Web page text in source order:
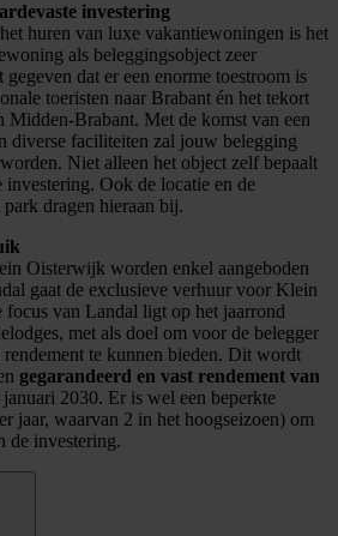
investering
huren van luxe vakantiewoningen is het
als beleggingsobject zeer
gegeven dat er een enorme toestroom is
toeristen naar Brabant én het tekort
Midden-Brabant. Met de komst van een
diverse faciliteiten zal jouw belegging
Niet alleen het object zelf bepaalt
investering. Ook de locatie en de
dragen hieraan bij.
Oisterwijk worden enkel aangeboden
gaat de exclusieve verhuur voor Klein
van Landal ligt op het jaarrond
met als doel om voor de belegger
te kunnen bieden. Dit wordt
gegarandeerd en vast rendement van
2030. Er is wel een beperkte
jaar, waarvan 2 in het hoogseizoen) om
de investering.